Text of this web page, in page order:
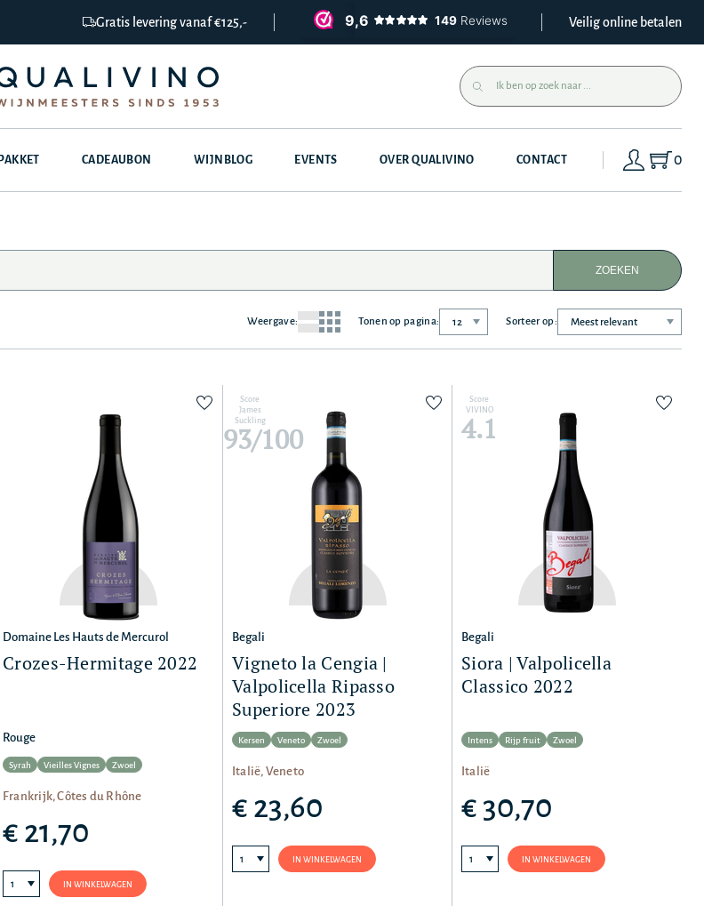
Gratis levering vanaf €125,- Veilig online betalen
CADEAUBON WIJNBLOG EVENTS OVER QUALIVINO CONTACT 0
ZOEKEN
Weergave: Tonen op pagina: Sorteer op:
Domaine Les Hauts de Mercurol
Crozes-Hermitage 2022
Rouge
Syrah Vieilles Vignes Zwoel
Frankrijk, Côtes du Rhône
€ 21,70
IN WINKELWAGEN
Score
James
Suckling
93/100
Begali
Vigneto la Cengia |
Valpolicella Ripasso
Superiore 2023
Kersen Veneto Zwoel
Italië, Veneto
€ 23,60
IN WINKELWAGEN
Score
VIVINO
4.1
Begali
Siora | Valpolicella
Classico 2022
Intens Rijp fruit Zwoel
Italië
€ 30,70
IN WINKELWAGEN